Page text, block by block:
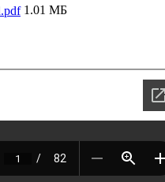
1.01 МБ